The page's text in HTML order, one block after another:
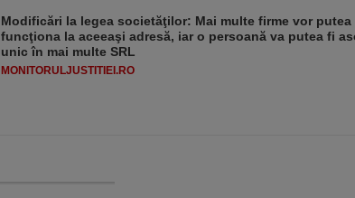
Modificări la legea societăţilor: Mai multe firme vor putea
funcţiona la aceeaşi adresă, iar o persoană va putea fi
unic în mai multe SRL
MONITORULJUSTITIEI.RO